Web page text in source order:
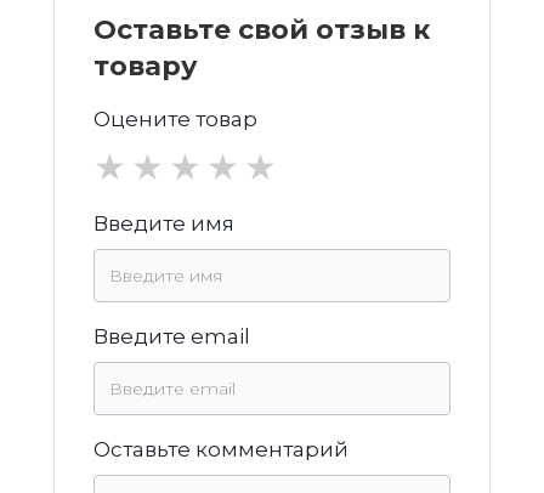
Оставьте свой отзыв к
товару
Оцените товар
★
★
★
★
★
Введите имя
Введите email
Оставьте комментарий